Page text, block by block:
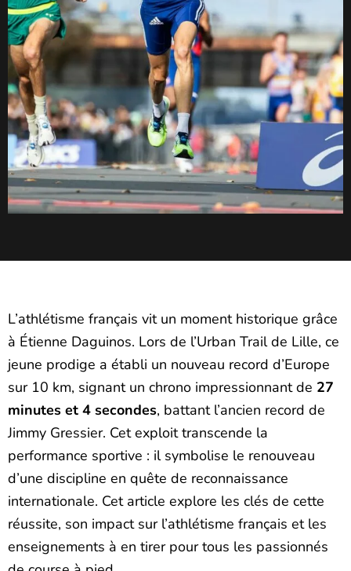
L’athlétisme français vit un moment historique grâce
à Étienne Daguinos. Lors de l’Urban Trail de Lille, ce
jeune prodige a établi un nouveau record d’Europe
sur 10 km, signant un chrono impressionnant de 27
minutes et 4 secondes, battant l’ancien record de
Jimmy Gressier. Cet exploit transcende la
performance sportive : il symbolise le renouveau
d’une discipline en quête de reconnaissance
internationale. Cet article explore les clés de cette
réussite, son impact sur l’athlétisme français et les
enseignements à en tirer pour tous les passionnés